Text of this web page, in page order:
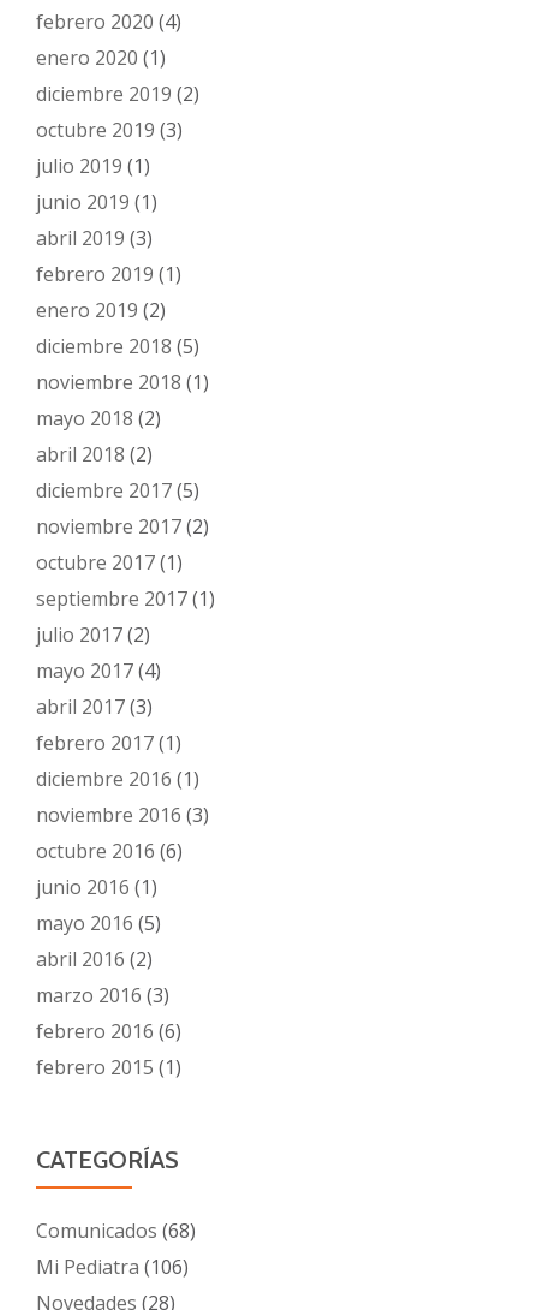
febrero 2020 (4)
enero 2020 (1)
diciembre 2019 (2)
octubre 2019 (3)
julio 2019 (1)
junio 2019 (1)
abril 2019 (3)
febrero 2019 (1)
enero 2019 (2)
diciembre 2018 (5)
noviembre 2018 (1)
mayo 2018 (2)
abril 2018 (2)
diciembre 2017(5)
noviembre 2017(2)
octubre 2017(1)
septiembre 2017(1)
julio 2017(2)
mayo 2017(4)
abril 2017(3)
febrero 2017(1)
diciembre 2016 (1)
noviembre 2016 (3)
octubre 2016 (6)
junio 2016 (1)
mayo 2016 (5)
abril 2016 (2)
marzo 2016 (3)
febrero 2016 (6)
febrero 2015 (1)
CATEGORÍAS
Comunicados (68)
Mi Pediatra (106)
Novedades (28)